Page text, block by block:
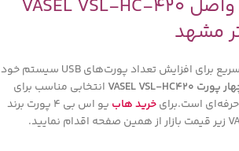
خرید هاب برند واصل VASEL VSL-HC-420
مشهد
اگر به یک راه‌حل ساده و سریع برای افزایش تعداد پورت‌های USB سیستم خود
انتخابی مناسب برای
حرفه‌ای است.برایخرید هاب
يو اس بي 4 پورت برند